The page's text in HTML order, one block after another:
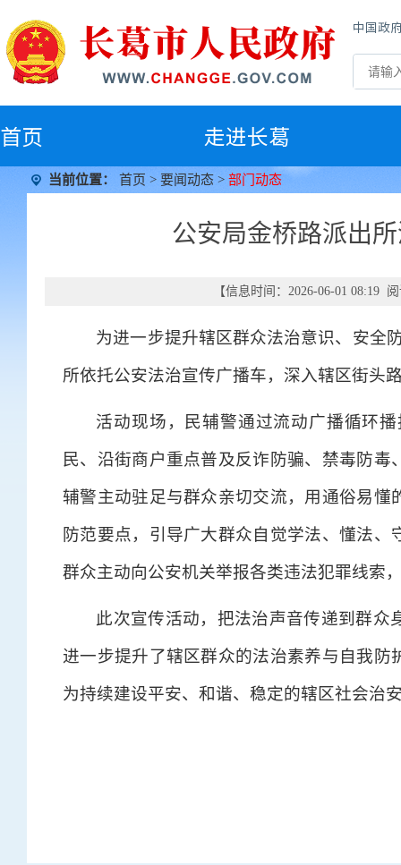
中国政
首页 走进长葛
当前位置： 首页 > 要闻动态 > 部门动态
公安局金桥路派出
【信息时间：2026-06-01 08:19
为进一步提升辖区群众法治意识、安全
所依托公安法治宣传广播车，深入辖区街头
活动现场，民辅警通过流动广播循环
民、沿街商户重点普及反诈防骗、禁毒防
辅警主动驻足与群众亲切交流，用通俗易
防范要点，引导广大群众自觉学法、懂法
群众主动向公安机关举报各类违法犯罪线索
此次宣传活动，把法治声音传递到群
进一步提升了辖区群众的法治素养与自我
为持续建设平安、和谐、稳定的辖区社会治